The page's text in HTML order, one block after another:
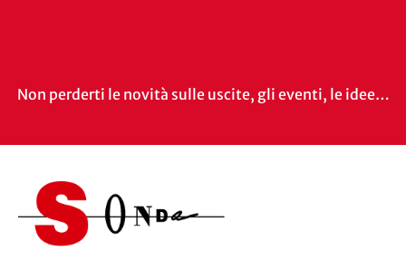
Non perderti le novità sulle uscite, gli eventi, le idee…